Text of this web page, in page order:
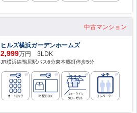
中古マンション
ヒルズ横浜ガーデンホームズ
2,999万円 3LDK
JR横浜線鴨居駅バス6分東本郷町停歩5分